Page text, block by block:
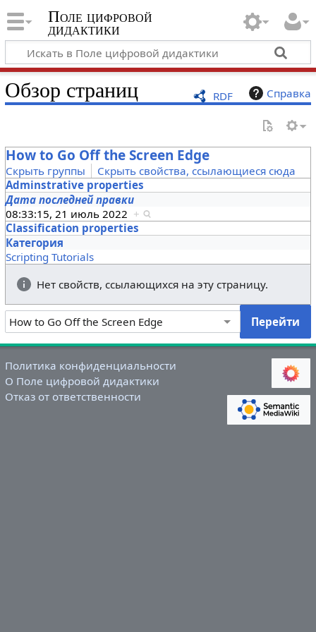
Поле цифровой
дидактики
RDF Справка
Обзор страниц
How to Go Off the Screen Edge
Скрыть группы
Скрыть свойства, ссылающиеся сюда
Adminstrative properties
Дата последней правки
08:33:15, 21 июль 2022 +
Classification properties
Категория
Scripting Tutorials
Нет свойств, ссылающихся на эту страницу.
Политика конфиденциальности
О Поле цифровой дидактики
Отказ от ответственности